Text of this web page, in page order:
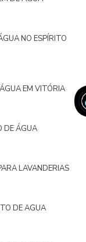
NO ESPÍRITO
EM VITÓRIA
DE ÁGUA
LAVANDERIAS
DE AGUA